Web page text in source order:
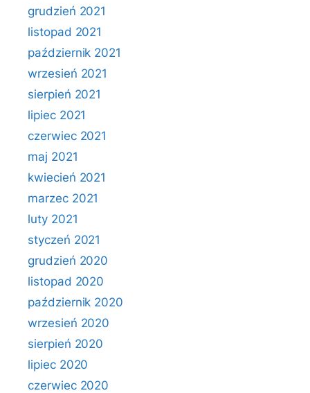
grudzień 2021
listopad 2021
październik 2021
wrzesień 2021
sierpień 2021
lipiec 2021
czerwiec 2021
maj 2021
kwiecień 2021
marzec 2021
luty 2021
styczeń 2021
grudzień 2020
listopad 2020
październik 2020
wrzesień 2020
sierpień 2020
lipiec 2020
czerwiec 2020